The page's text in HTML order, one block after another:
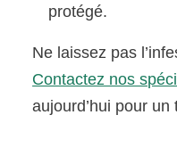
protégé.
Ne laissez pas
Contactez nos
aujourd’hui pour